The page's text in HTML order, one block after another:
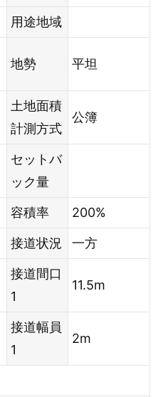
用途地域
地勢 平坦
土地面積
計測方式
公簿
セットバ
ック量
容積率 200%
接道状況 一方
接道間口
1
11.5m
接道幅員
1
2m